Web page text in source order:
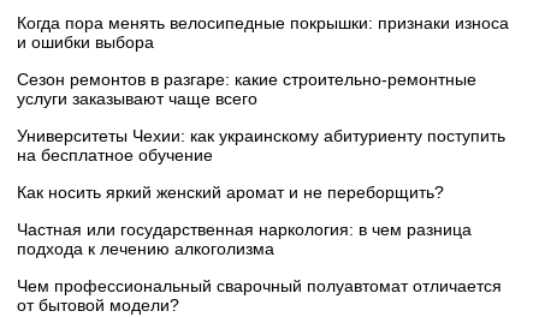
Когда пора менять велосипедные покрышки: признаки износа
и ошибки выбора
Сезон ремонтов в разгаре: какие строительно-ремонтные
услуги заказывают чаще всего
Университеты Чехии: как украинскому абитуриенту поступить
на бесплатное обучение
Как носить яркий женский аромат и не переборщить?
Частная или государственная наркология: в чем разница
подхода к лечению алкоголизма
Чем профессиональный сварочный полуавтомат отличается
от бытовой модели?